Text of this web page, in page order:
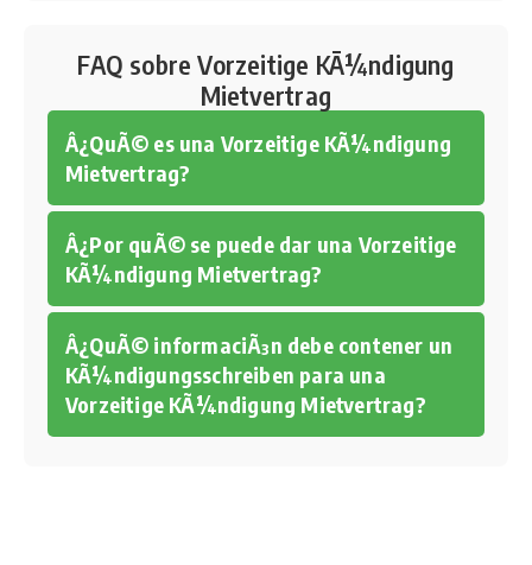
FAQ sobre Vorzeitige KÃ¼ndigung
Mietvertrag
Â¿QuÃ© es una Vorzeitige KÃ¼ndigung
Mietvertrag?
Â¿Por quÃ© se puede dar una Vorzeitige
KÃ¼ndigung Mietvertrag?
Â¿QuÃ© informaciÃ³n debe contener un
KÃ¼ndigungsschreiben para una
Vorzeitige KÃ¼ndigung Mietvertrag?